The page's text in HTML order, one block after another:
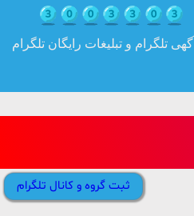
آگهی تلگرام و تبلیغات رایگان تلگرام
ثبت گروه و کانال تلگرام